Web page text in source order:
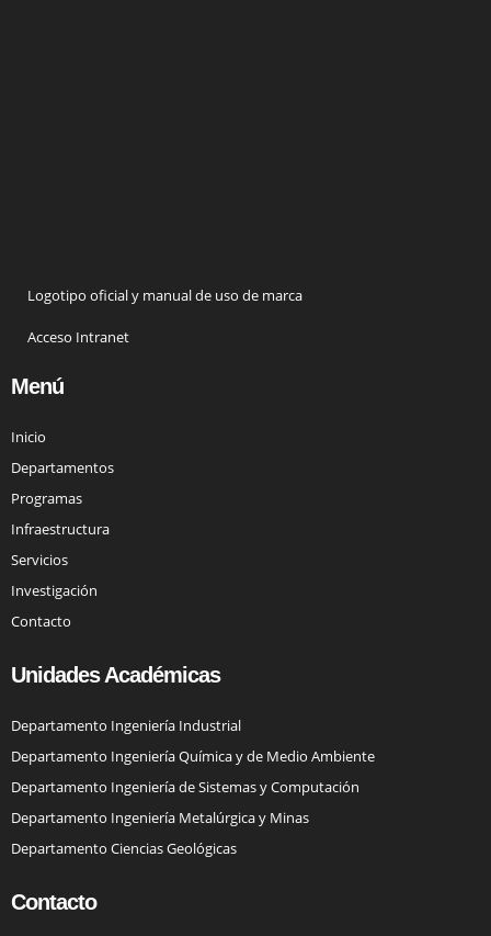
Logotipo oficial y manual de uso de marca
Acceso Intranet
Menú
Inicio
Departamentos
Programas
Infraestructura
Servicios
Investigación
Contacto
Unidades Académicas
Departamento Ingeniería Industrial
Departamento Ingeniería Química y de Medio Ambiente
Departamento Ingeniería de Sistemas y Computación
Departamento Ingeniería Metalúrgica y Minas
Departamento Ciencias Geológicas
Contacto